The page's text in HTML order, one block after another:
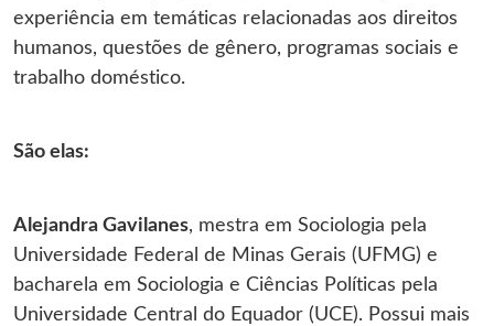
experiência em temáticas relacionadas aos direitos
humanos, questões de gênero, programas sociais e
trabalho doméstico.
São elas:
Alejandra Gavilanes, mestra em Sociologia pela
Universidade Federal de Minas Gerais (UFMG) e
bacharela em Sociologia e Ciências Políticas pela
Universidade Central do Equador (UCE). Possui mais